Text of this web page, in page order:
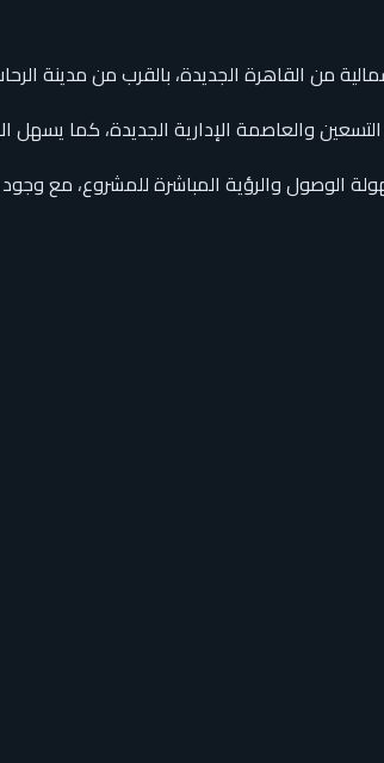
من القاهرة الجديدة، بالقرب من مدينة
والعاصمة الإدارية الجديدة، كما يسهل
والرؤية المباشرة للمشروع، مع وجود